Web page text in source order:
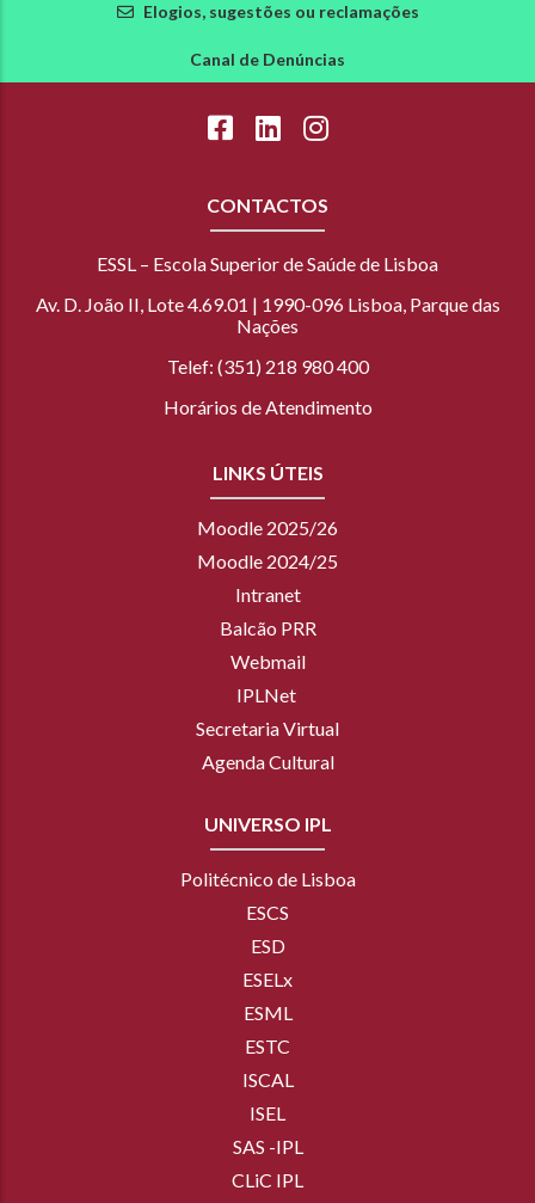
Elogios, sugestões ou reclamações
Canal de Denúncias
CONTACTOS
ESSL – Escola Superior de Saúde de Lisboa
Av. D. João II, Lote 4.69.01 | 1990-096 Lisboa, Parque das
Nações
Telef: (351) 218 980 400
Horários de Atendimento
LINKS ÚTEIS
Moodle 2025/26
Moodle 2024/25
Intranet
Balcão PRR
Webmail
IPLNet
Secretaria Virtual
Agenda Cultural
UNIVERSO IPL
Politécnico de Lisboa
ESCS
ESD
ESELx
ESML
ESTC
ISCAL
ISEL
SAS -IPL
CLiC IPL